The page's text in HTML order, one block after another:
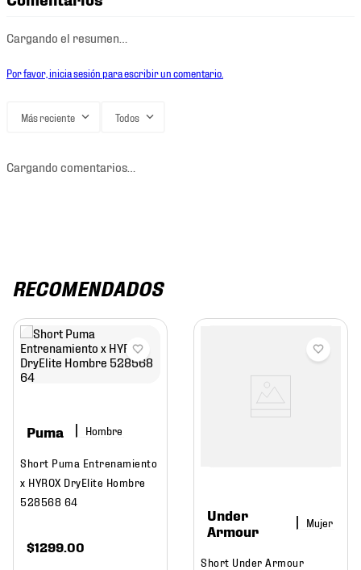
Cargando el resumen…
Por favor, inicia sesión para escribir un comentario.
Más reciente Todos
Cargando comentarios…
RECOMENDADOS
Puma Hombre
Short Puma Entrenamiento
x HYROX DryElite Hombre
528568 64
$1299.00
Under
Armour
Mujer
Short Under Armour